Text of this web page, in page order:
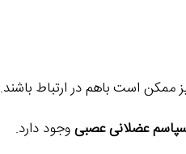
است باهم در ارتباط باشند.
عضلانی عصبیوجود دارد.